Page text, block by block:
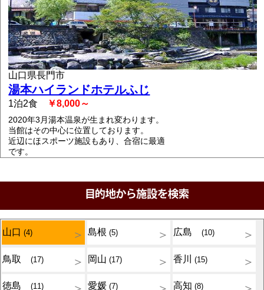
山口県長門市
湯本ハイランドホテルふじ
1泊2食 ￥8,000～
2020年3月湯本温泉が生まれ変わります。
当館はその中心に位置しております。
近辺にほスポーツ施設もあり、合宿に最適
です。
山口(4) 島根(5) 広島(10)
鳥取(17) 岡山(17) 香川(15)
徳島(11) 愛媛(7) 高知(8)